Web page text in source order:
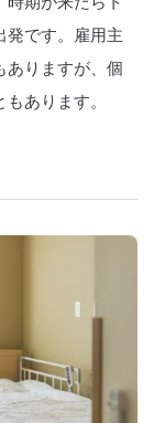
発です。雇用主
ありますが、個
あります。